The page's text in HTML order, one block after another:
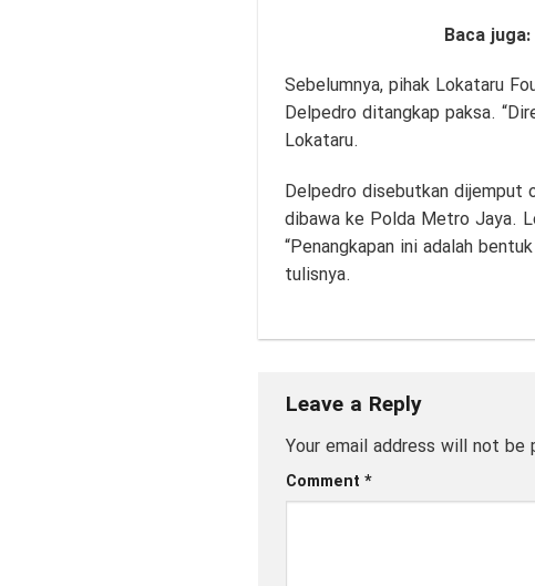
Baca juga:
Sebelumnya, pihak Lokataru
Delpedro ditangkap paksa.
Lokataru.
Delpedro disebutkan dijemput
dibawa ke Polda Metro Jaya.
“Penangkapan ini adalah
tulisnya.
Leave a Reply
Your email address will not be
Comment *